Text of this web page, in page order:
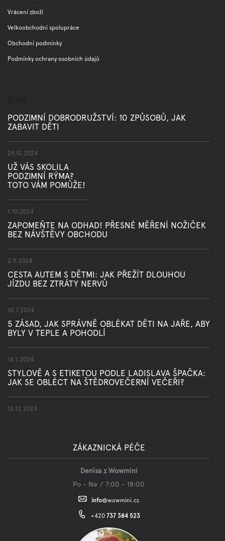
Vrácení zboží
Velkoobchodní spolupráce
Obchodní podmínky
Podmínky ochrany osobních údajů
PODZIMNÍ DOBRODRUŽSTVÍ: 10 ZPŮSOBŮ, JAK
ZABAVIT DĚTI
29.10.2024
UŽ VÁS SKOLILA
PODZIMNÍ RÝMA?
TOTO VÁM POMŮŽE!
1.10.2024
ZAPOMEŇTE NA ODHAD! PŘESNÉ MĚŘENÍ NOŽIČEK
BEZ NÁVŠTĚVY OBCHODU
2.9.2024
CESTA AUTEM S DĚTMI: JAK PŘEŽÍT DLOUHOU
JÍZDU BEZ ZTRÁTY NERVŮ
10.7.2024
5 ZÁSAD, JAK SPRÁVNĚ OBLÉKAT DĚTI NA JAŘE, ABY
BYLY V TEPLE A POHODLÍ
18.1.2024
STYLOVĚ A S ETIKETOU PODLE LADISLAVA ŠPAČKA:
JAK SE OBLÉCT NA ŠTĚDROVEČERNÍ VEČEŘI?
12.12.2023
ZÁKAZNICKÁ PÉČE
Denisa z Wowmini
Po - Ne / 7:00 - 18:00
info@wowmini.cz
+420 737 384 523